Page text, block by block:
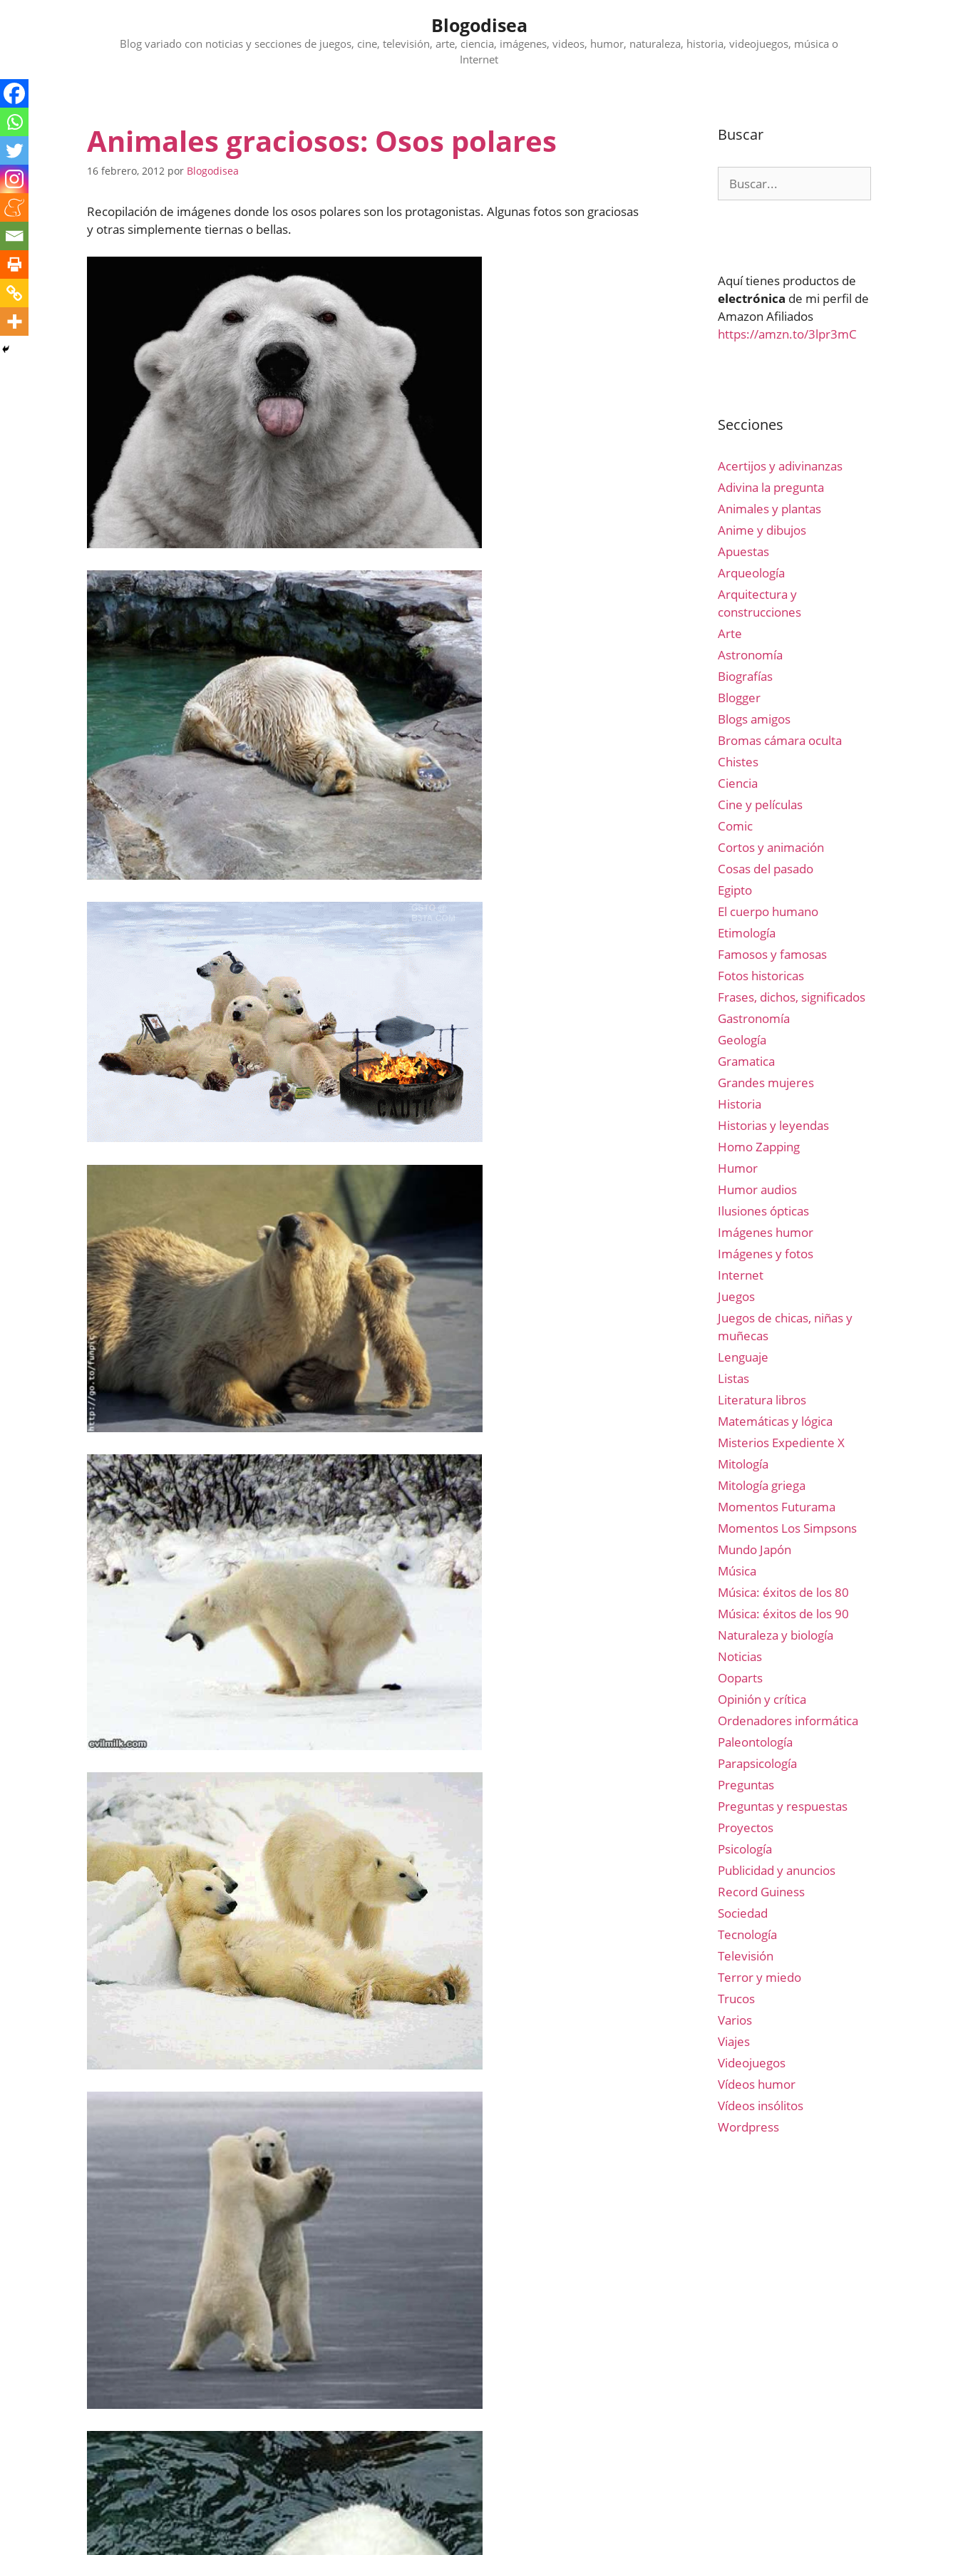
Blogodisea
Blog variado con noticias y secciones de juegos, cine, televisión, arte, ciencia, imágenes, videos, humor, naturaleza, historia, videojuegos, música o
Internet
Animales graciosos: Osos polares
16 febrero, 2012 por Blogodisea
Recopilación de imágenes donde los osos polares son los protagonistas. Algunas fotos son graciosas
y otras simplemente tiernas o bellas.
Buscar
Aquí tienes productos de
electrónica de mi perfil de
Amazon Afiliados
https://amzn.to/3lpr3mC
Secciones
Acertijos y adivinanzas
Adivina la pregunta
Animales y plantas
Anime y dibujos
Apuestas
Arqueología
Arquitectura y
construcciones
Arte
Astronomía
Biografías
Blogger
Blogs amigos
Bromas cámara oculta
Chistes
Ciencia
Cine y películas
Comic
Cortos y animación
Cosas del pasado
Egipto
El cuerpo humano
Etimología
Famosos y famosas
Fotos historicas
Frases, dichos, significados
Gastronomía
Geología
Gramatica
Grandes mujeres
Historia
Historias y leyendas
Homo Zapping
Humor
Humor audios
Ilusiones ópticas
Imágenes humor
Imágenes y fotos
Internet
Juegos
Juegos de chicas, niñas y
muñecas
Lenguaje
Listas
Literatura libros
Matemáticas y lógica
Misterios Expediente X
Mitología
Mitología griega
Momentos Futurama
Momentos Los Simpsons
Mundo Japón
Música
Música: éxitos de los 80
Música: éxitos de los 90
Naturaleza y biología
Noticias
Ooparts
Opinión y crítica
Ordenadores informática
Paleontología
Parapsicología
Preguntas
Preguntas y respuestas
Proyectos
Psicología
Publicidad y anuncios
Record Guiness
Sociedad
Tecnología
Televisión
Terror y miedo
Trucos
Varios
Viajes
Videojuegos
Vídeos humor
Vídeos insólitos
Wordpress